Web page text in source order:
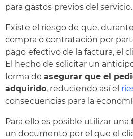
para gastos previos del servicio.
Existe el riesgo de que,
compra o contratación por
pago efectivo de la factura, el
El hecho de solicitar un
forma de asegurar que el
adquirido, reduciendo así el
consecuencias para la
Para ello es posible utilizar una
un documento por el que el